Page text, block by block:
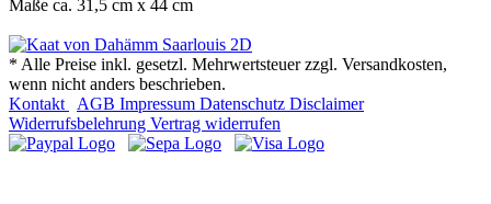
Maße ca. 31,5 cm x 44 cm
* Alle Preise inkl. gesetzl. Mehrwertsteuer zzgl. Versandkosten,
wenn nicht anders beschrieben.
Kontakt
AGB Impressum Datenschutz Disclaimer
Widerrufsbelehrung Vertrag widerrufen